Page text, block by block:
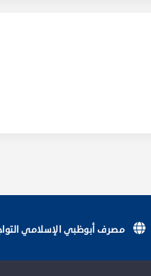
مصرف أبوظبي الإسلامي